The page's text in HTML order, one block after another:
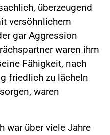
überzeugend
versöhnlichem
gar Aggression
waren ihm
Fähigkeit, nach
friedlich zu lächeln
waren
war über viele Jahre